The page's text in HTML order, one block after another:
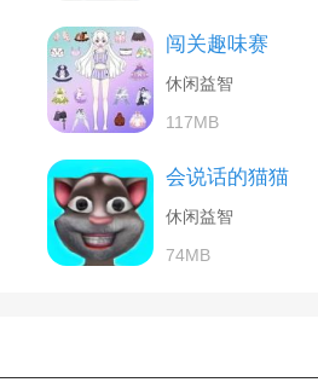
闯关趣味赛
休闲益智
117MB
会说话的猫猫
休闲益智
74MB